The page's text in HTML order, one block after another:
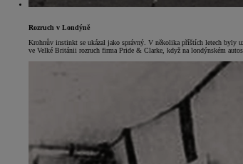
Od549 000 Kčs DPH
Rozruch v Londýně
Krohnův instinkt se ukázal jako správný. V několika příštích letech byly
ve Velké Británii rozruch firma Pride & Clarke, když na londýnském